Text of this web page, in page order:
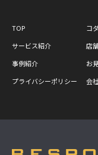
TOP
コ
サービス紹介
店
事例紹介
お
プライバシーポリシー
会